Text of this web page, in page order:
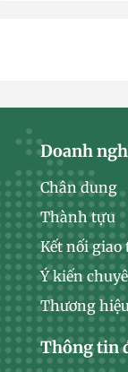
Doanh
Chân dung
Thành tựu
Kết nối giao
Ý kiến
Thương
Thông tin